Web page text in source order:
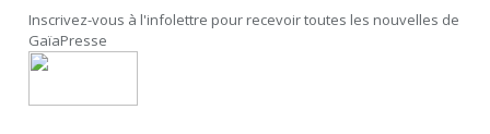
Inscrivez-vous à l'infolettre pour recevoir toutes les nouvelles de
GaïaPresse